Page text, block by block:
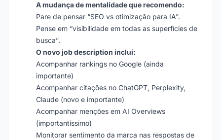
A mudança de mentalidade que recomendo:
Pare de pensar “SEO vs otimização para IA”.
Pense em “visibilidade em todas as superfícies de
busca”.
O novo job description inclui:
Acompanhar rankings no Google (ainda
importante)
Acompanhar citações no ChatGPT, Perplexity,
Claude (novo e importante)
Acompanhar menções em AI Overviews
(importantíssimo)
Monitorar sentimento da marca nas respostas de